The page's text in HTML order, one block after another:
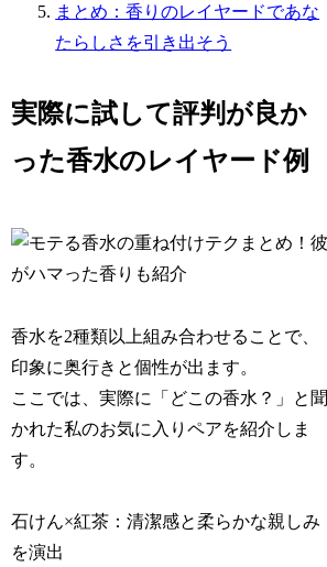
まとめ：香りのレイヤードであな
たらしさを引き出そう
実際に試して評判が良か
った香水のレイヤード例
香水を2種類以上組み合わせることで、
印象に奥行きと個性が出ます。
ここでは、実際に「どこの香水？」と聞
かれた私のお気に入りペアを紹介しま
す。
石けん×紅茶：清潔感と柔らかな親しみ
を演出